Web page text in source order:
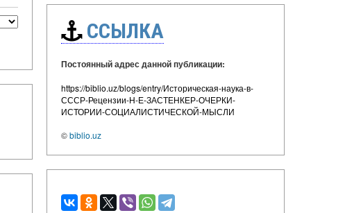
ССЫЛКА
Постоянный адрес данной публикации:
https://biblio.uz/blogs/entry/Историческая-наука-в-
СССР-Рецензии-Н-Е-ЗАСТЕНКЕР-ОЧЕРКИ-
ИСТОРИИ-СОЦИАЛИСТИЧЕСКОЙ-МЫСЛИ
©biblio.uz